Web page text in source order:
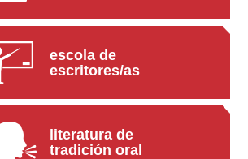
escola de
escritores/as
literatura de
tradición oral